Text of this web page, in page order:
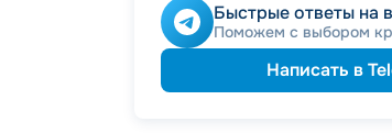
Быстрые ответы на
Поможем с выбором
Написать в